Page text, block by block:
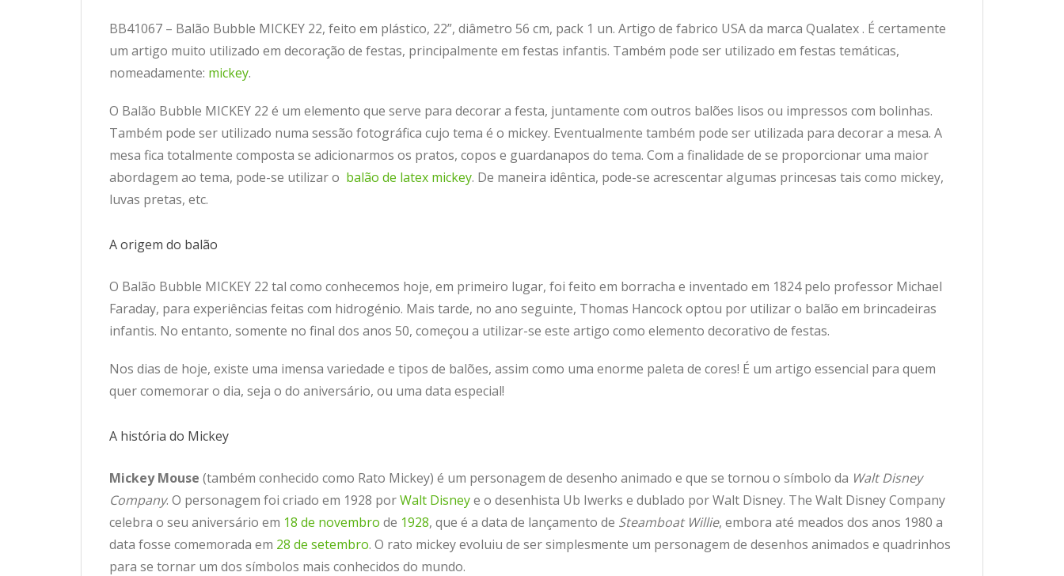
BB41067 – Balão Bubble MICKEY 22, feito em plástico, 22”, diâmetro 56 cm, pack 1 un. Artigo de fabrico USA da marca Qualatex . É certamente
um artigo muito utilizado em decoração de festas, principalmente em festas infantis. Também pode ser utilizado em festas temáticas,
nomeadamente: mickey.
O Balão Bubble MICKEY 22 é um elemento que serve para decorar a festa, juntamente com outros balões lisos ou impressos com bolinhas.
Também pode ser utilizado numa sessão fotográfica cujo tema é o mickey. Eventualmente também pode ser utilizada para decorar a mesa. A
mesa fica totalmente composta se adicionarmos os pratos, copos e guardanapos do tema. Com a finalidade de se proporcionar uma maior
abordagem ao tema, pode-se utilizar o balão de latex mickey. De maneira idêntica, pode-se acrescentar algumas princesas tais como mickey,
luvas pretas, etc.
A origem do balão
O Balão Bubble MICKEY 22 tal como conhecemos hoje, em primeiro lugar, foi feito em borracha e inventado em 1824 pelo professor Michael
Faraday, para experiências feitas com hidrogénio. Mais tarde, no ano seguinte, Thomas Hancock optou por utilizar o balão em brincadeiras
infantis. No entanto, somente no final dos anos 50, começou a utilizar-se este artigo como elemento decorativo de festas.
Nos dias de hoje, existe uma imensa variedade e tipos de balões, assim como uma enorme paleta de cores! É um artigo essencial para quem
quer comemorar o dia, seja o do aniversário, ou uma data especial!
A história do Mickey
Mickey Mouse (também conhecido como Rato Mickey) é um personagem de desenho animado e que se tornou o símbolo da Walt Disney
Company. O personagem foi criado em 1928 porWalt Disneye o desenhista Ub Iwerks e dublado por Walt Disney. The Walt Disney Company
celebra o seu aniversário em 18 de novembro de 1928, que é a data de lançamento de Steamboat Willie, embora até meados dos anos 1980 a
data fosse comemorada em 28 de setembro. O rato mickey evoluiu de ser simplesmente um personagem de desenhos animados e quadrinhos
para se tornar um dos símbolos mais conhecidos do mundo.